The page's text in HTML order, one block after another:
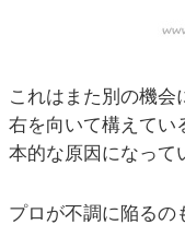
これはまた別の機会
右を向いて構えてい
本的な原因になって
プロが不調に陥るの